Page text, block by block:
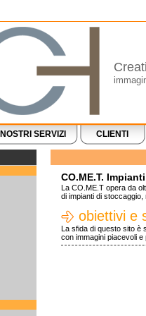
I NOSTRI SERVIZI CLIENTI
CO.ME.T.
La CO.ME.T opera da
di impianti di stoccaggio,
obiettivi e
La sfida di questo sito è
con immagini piacevoli e